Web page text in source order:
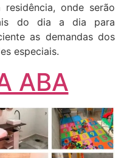
onde serão
do dia a dia para
as demandas dos
especiais.
ABA